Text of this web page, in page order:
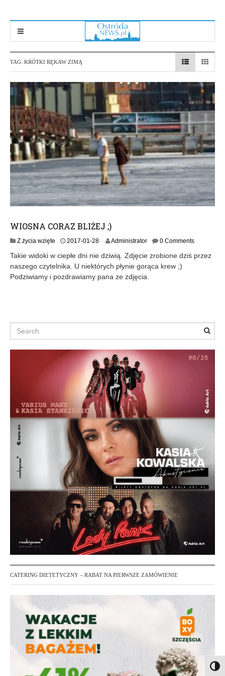
TAG: KRÓTKI RĘKAW ZIMĄ
WIOSNA CORAZ BLIŻEJ ;)
Z życia wzięte 2017-01-282
1
7
-
8
Administrator 0 Comments
Takie widoki w ciepłe dni nie dziwią. Zdjęcie zrobione dziś przez
naszego czytelnika. U niektórych płynie gorąca krew ;)
Podziwiamy i pozdrawiamy pana ze zdjęcia.
Search
CATERING DIETETYCZNY – RABAT NA PIERWSZE ZAMÓWIENIE